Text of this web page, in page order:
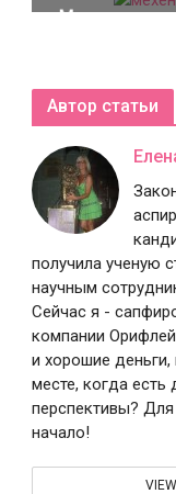
Мехенди на
Автор статьи
получила ученую
научным
Сейчас я -
компании
и хорошие
месте, когда есть
перспективы?
начало!